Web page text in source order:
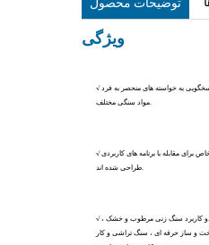
توضیحات محصول
√ متناسب برای پاسخگویی به خواسته های منحصر به فرد
مواد سنگی مختلف.
√ چرخ ها به طور خاص برای مقابله با برنامه های کاربردی
طراحی شده اند.
√ ایده آل برای هر دو کاربرد سنگ زنی مرطوب و خشک ،
و ساز حرفه ای ، سنگ تراشی و کار